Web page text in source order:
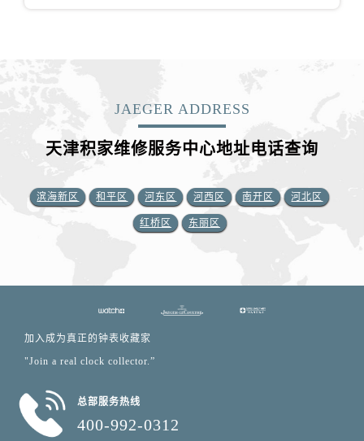
JAEGER ADDRESS
天津积家维修服务中心地址电话查询
滨海新区 和平区 河东区 河西区 南开区 河北区
红桥区 东丽区
加入成为真正的钟表收藏家
"Join a real clock collector.”
总部服务热线
400-992-0312